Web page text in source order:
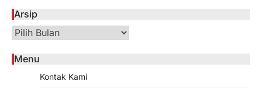
Arsip
Arsip
Menu
Kontak Kami